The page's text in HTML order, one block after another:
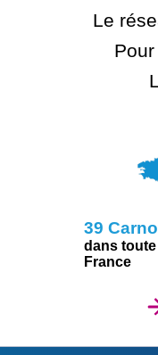
Le
39
dans toute
France